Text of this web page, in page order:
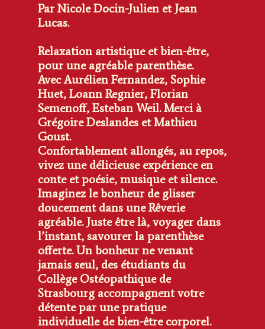
Par Nicole Docin-Julien et Jean
Lucas.
Relaxation artistique et bien-être,
pour une agréable parenthèse.
Avec Aurélien Fernandez, Sophie
Huet, Loann Regnier, Florian
Semenoff, Esteban Weil. Merci à
Grégoire Deslandes et Mathieu
Goust.
Confortablement allongés, au repos,
vivez une délicieuse expérience en
conte et poésie, musique et silence.
Imaginez le bonheur de glisser
doucement dans une Rêverie
agréable. Juste être là, voyager dans
l’instant, savourer la parenthèse
offerte. Un bonheur ne venant
jamais seul, des étudiants du
Collège Ostéopathique de
Strasbourg accompagnent votre
détente par une pratique
individuelle de bien-être corporel.